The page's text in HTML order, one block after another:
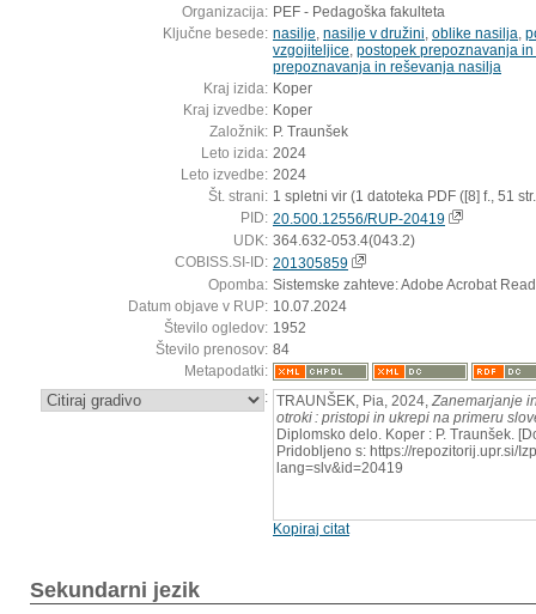
Organizacija: PEF - Pedagoška fakulteta
Ključne besede: nasilje nasilje v družini oblike nasilja
vzgojiteljice postopek prepoznavanja
prepoznavanja in reševanja nasilja
Kraj izida: Koper
Kraj izvedbe: Koper
Založnik: P. Traunšek
Leto izida: 2024
Leto izvedbe: 2024
Št. strani: 1 spletni vir (1 datoteka PDF ([8] f., 51
PID: 20.500.12556/RUP-20419
UDK: 364.632-053.4(043.2)
COBISS.SI-ID: 201305859
Opomba: Sistemske zahteve: Adobe Acrobat
Datum objave v RUP: 10.07.2024
Število ogledov: 1952
Število prenosov: 84
Metapodatki:
: TRAUNŠEK, Pia, 2024, Zanemarjanje
otroki : pristopi in ukrepi na primeru
Diplomsko delo. Koper : P. Traunšek.
Pridobljeno s: https://repozitorij.upr.si/
lang=slv&id=20419
Kopiraj citat
Sekundarni jezik